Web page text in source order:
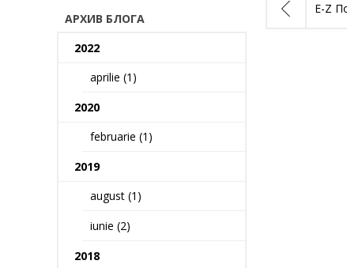
E-Z
АРХИВ БЛОГА
2022
aprilie (1)
2020
februarie (1)
2019
august (1)
iunie (2)
2018